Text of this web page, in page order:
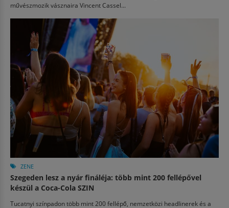
művészmozik vásznaira Vincent Cassel...
ZENE
Szegeden lesz a nyár fináléja: több mint 200 fellépővel
készül a Coca-Cola SZIN
Tucatnyi színpadon több mint 200 fellépő, nemzetközi headlinerek és a